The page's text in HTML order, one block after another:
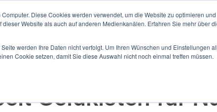
Diese Cookies werden verwendet, um die Website zu optimieren
Website als auch auf anderen Medienkanälen. Erfahren Sie mehr über
werden Ihre Daten nicht verfolgt. Um Ihren Wünschen und Einstellungen
Cookie setzen, damit Sie diese Auswahl nicht noch einmal treffen müssen.
expand_more Kaufenexpand_more Kundenexpand_more
Über
uns
expand_more
Geldkisten für